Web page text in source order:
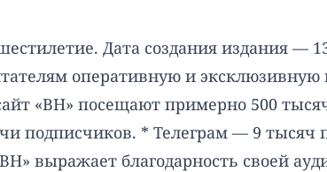
Дата создания издания —
оперативную и
«ВН» посещают примерно 500
подписчиков. * Телеграм — 9
выражает благодарность своей